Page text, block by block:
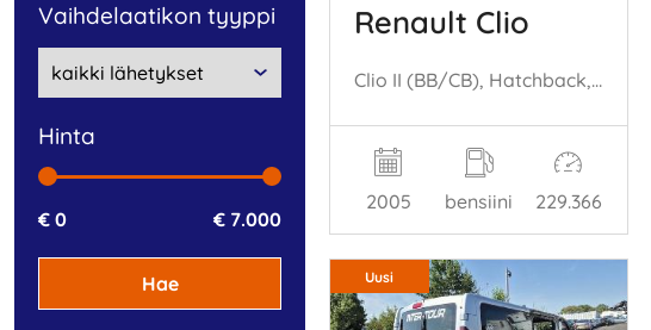
vaihdelaatikon tyyppi
hinta
€ 0 € 7.000
Hae
Renault Clio
Clio II (BB/CB), Hatchback, 1998 / 2016 1.2 16V
2005 bensiini 229.366
Uusi